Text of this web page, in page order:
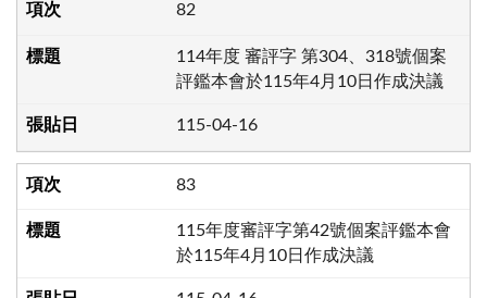
82
114年度 審評字 第304、318號個案
評鑑本會於115年4月10日作成決議
115-04-16
83
115年度審評字第42號個案評鑑本會
於115年4月10日作成決議